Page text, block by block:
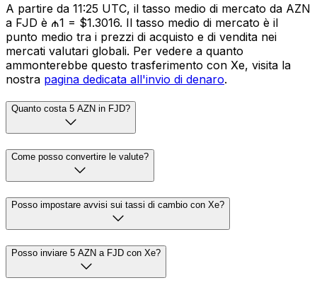
A partire da 11:25 UTC, il tasso medio di mercato da AZN
a FJD è ₼1 = $1.3016. Il tasso medio di mercato è il
punto medio tra i prezzi di acquisto e di vendita nei
mercati valutari globali. Per vedere a quanto
ammonterebbe questo trasferimento con Xe, visita la
nostra pagina dedicata all'invio di denaro.
Quanto costa 5 AZN in FJD?
Come posso convertire le valute?
Posso impostare avvisi sui tassi di cambio con Xe?
Posso inviare 5 AZN a FJD con Xe?